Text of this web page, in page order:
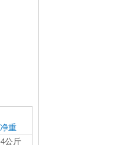
净重
公斤